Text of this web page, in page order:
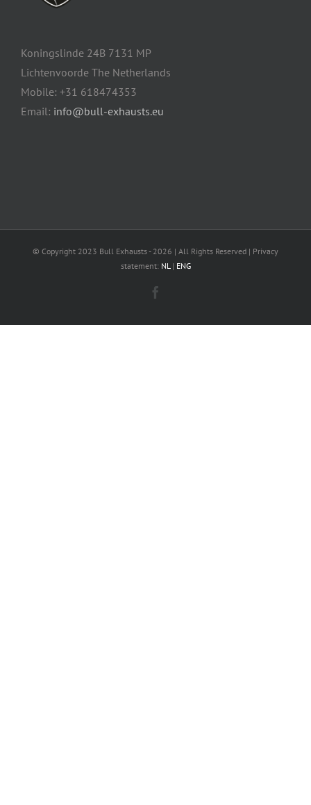
Koningslinde 24B 7131 MP
Lichtenvoorde The Netherlands
Mobile: +31 618474353
Email: info@bull-exhausts.eu
© Copyright 2023 Bull Exhausts - 2026 | All Rights Reserved | Privacy
statement: NL| ENG